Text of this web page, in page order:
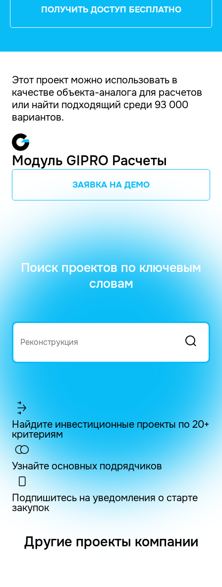
ПОЛУЧИТЬ ДОСТУП БЕСПЛАТНО
Этот проект можно использовать в
качестве объекта-аналога для расчетов
или найти подходящий среди 93 000
вариантов.
Модуль GIPRO Расчеты
ЗАЯВКА НА ДЕМО
Поиск проектов по ключевым
словам
Найдите инвестиционные проекты по 20+
критериям
Узнайте основных подрядчиков
Подпишитесь на уведомления о старте
закупок
Другие проекты компании